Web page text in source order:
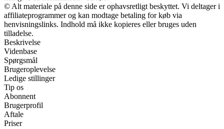
© Alt materiale på denne side er ophavsretligt beskyttet. Vi deltager i
affiliateprogrammer og kan modtage betaling for køb via
henvisningslinks. Indhold må ikke kopieres eller bruges uden
tilladelse.
Beskrivelse
Videnbase
Spørgsmål
Brugeroplevelse
Ledige stillinger
Tip os
Abonnent
Brugerprofil
Aftale
Priser